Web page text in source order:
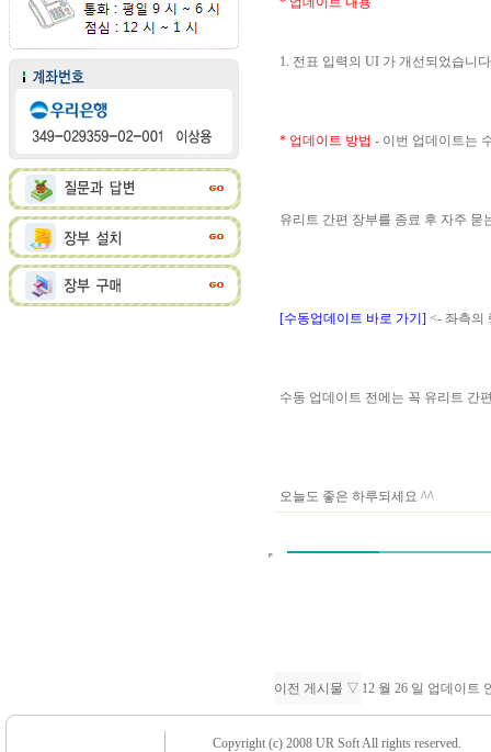
1. 전표 입력의 UI 가 개선되었습니
* 업데이트 방법 - 이번 업데이트는
유리트 간편 장부를 종료 후 자주
[수동업데이트 바로 가기] <- 좌측의
수동 업데이트 전에는 꼭 유리트 간
오늘도 좋은 하루되세요 ^^
이전 게시물 ▽ 12 월 26 일 업데이트
Copyright (c) 2008 UR Soft All rights reserved.